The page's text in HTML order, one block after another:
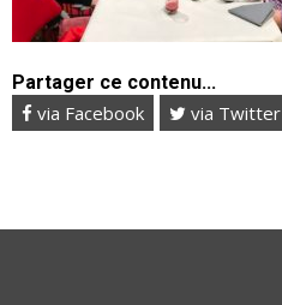
Partager ce contenu...
via Facebook via Twitter